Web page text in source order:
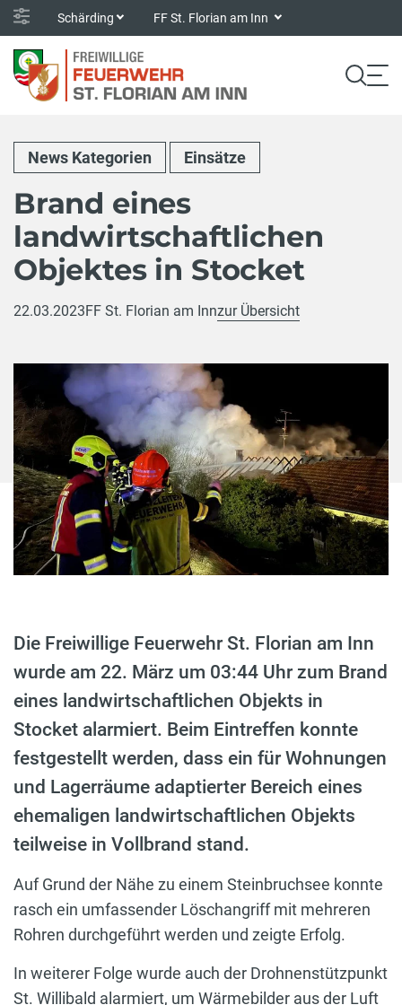
Schärding FF St. Florian am Inn
News Kategorien Einsätze
Brand eines
landwirtschaftlichen
Objektes in Stocket
22.03.2023FF St. Florian am Innzur Übersicht
Die Freiwillige Feuerwehr St. Florian am Inn
wurde am 22. März um 03:44 Uhr zum Brand
eines landwirtschaftlichen Objekts in
Stocket alarmiert. Beim Eintreffen konnte
festgestellt werden, dass ein für Wohnungen
und Lagerräume adaptierter Bereich eines
ehemaligen landwirtschaftlichen Objekts
teilweise in Vollbrand stand.
Auf Grund der Nähe zu einem Steinbruchsee konnte
rasch ein umfassender Löschangriff mit mehreren
Rohren durchgeführt werden und zeigte Erfolg.
In weiterer Folge wurde auch der Drohnenstützpunkt
St. Willibald alarmiert, um Wärmebilder aus der Luft